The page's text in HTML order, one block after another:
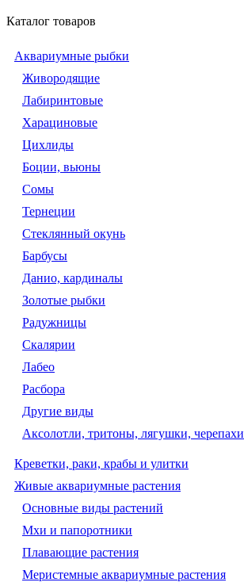
Каталог товаров
Аквариумные рыбки
Живородящие
Лабиринтовые
Харациновые
Цихлиды
Боции, вьюны
Сомы
Тернеции
Стеклянный окунь
Барбусы
Данио, кардиналы
Золотые рыбки
Радужницы
Скалярии
Лабео
Расбора
Другие виды
Аксолотли, тритоны, лягушки, черепахи
Креветки, раки, крабы и улитки
Живые аквариумные растения
Основные виды растений
Мхи и папоротники
Плавающие растения
Меристемные аквариумные растения